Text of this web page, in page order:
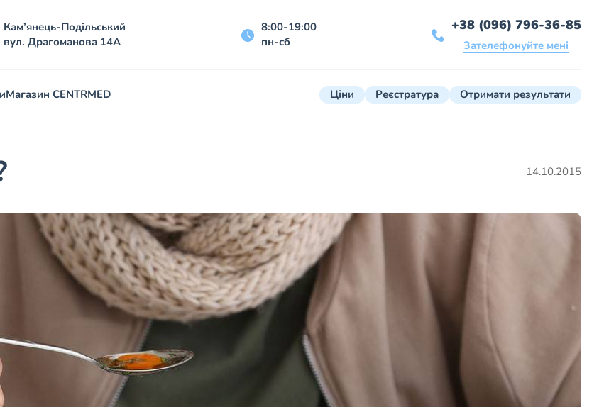
Кам’янець-Подільський
вул. Драгоманова 14А
8:00-19:00
пн-сб
+38 (096) 796-36-85
Зателефонуйте мені
Магазин CENTRMED Ціни Реєстратура Отримати результати
14.10.2015